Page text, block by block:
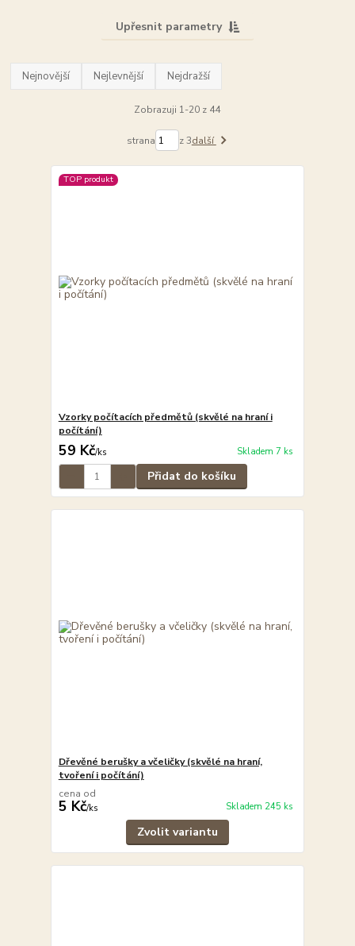
Upřesnit parametry
Nejnovější Nejlevnější Nejdražší
Zobrazuji 1-20 z 44
strana z 3další
TOP produkt
Vzorky počítacích předmětů (skvělé na hraní i
počítání)
59 Kč/ks Skladem 7 ks
Přidat do košíku
Dřevěné berušky a včeličky (skvělé na hraní,
tvoření i počítání)
cena od
5 Kč/ks Skladem 245 ks
Zvolit variantu